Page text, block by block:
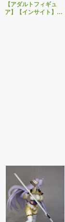
【アダルトフィギュ
ア】【インサイト】肉